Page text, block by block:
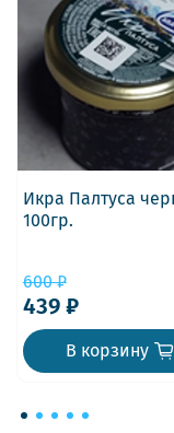
Икра Палтуса
100гр.
600 ₽
439 ₽
В корзину